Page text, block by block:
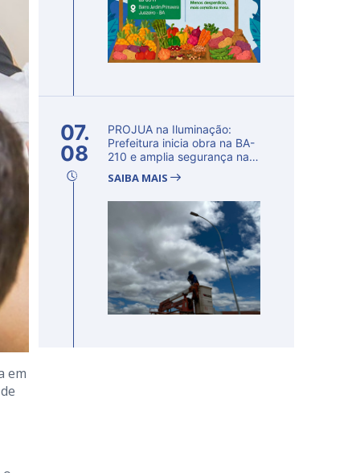
em
07.
08
PROJUA na Iluminação:
Prefeitura inicia obra na BA-
210 e amplia segurança na
SAIBA MAIS